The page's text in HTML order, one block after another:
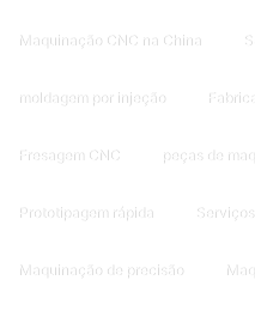
Maquinação CNC na China
moldagem por injeção
Fresagem CNC peças de
Prototipagem rápida
Maquinação de precisão